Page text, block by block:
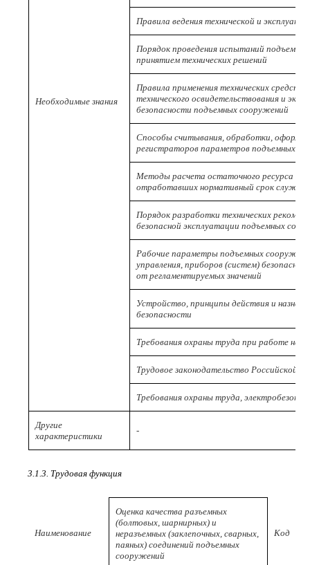
Необходимые знания
Правила ведения технической и
Порядок проведения испытаний
принятием технических решений
Правила применения технических
технического освидетельствования и
безопасности подъемных сооружений
Способы считывания, обработки,
регистраторов параметров подъемных
Методы расчета остаточного ресурса
отработавших нормативный срок службы
Порядок разработки технических
безопасной эксплуатации подъемных
Рабочие параметры подъемных
управления, приборов (систем)
от регламентируемых значений
Устройство, принципы действия и
безопасности
Требования охраны труда при работе на
Трудовое законодательство Российской
Требования охраны труда,
Другие
характеристики
-
3.1.3. Трудовая функция
Наименование
Оценка качества разъемных
(болтовых, шарнирных) и
неразъемных (заклепочных, сварных,
паяных) соединений подъемных
сооружений
Код